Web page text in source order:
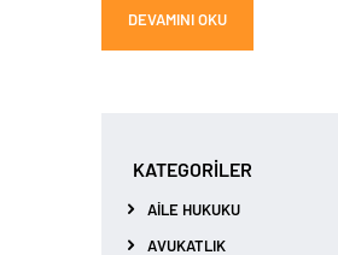
DEVAMINI OKU
KATEGORILER
AILE HUKUKU
AVUKATLIK